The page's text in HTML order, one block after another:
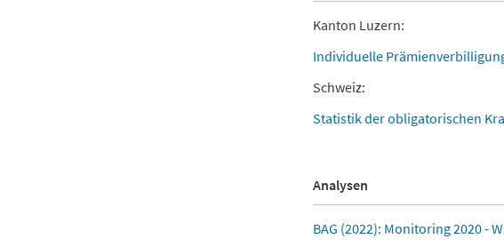
Kanton Luzern:
Individuelle
Schweiz:
Statistik der obligatorischen
Analysen
BAG (2022): Monitoring 2020 -